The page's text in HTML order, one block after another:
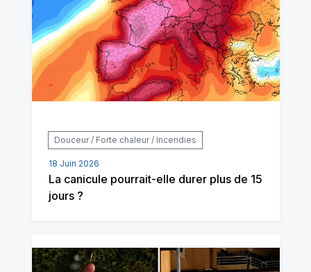
Douceur / Forte chaleur / Incendies
18 Juin 2026
La canicule pourrait-elle durer plus de 15
jours ?